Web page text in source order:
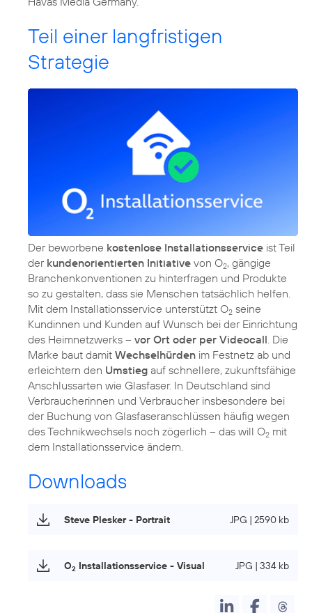
Teil einer langfristigen
Strategie
Der beworbene kostenlose Installationsservice ist Teil
der kundenorientierten Initiative von O2, gängige
Branchenkonventionen zu hinterfragen und Produkte
so zu gestalten, dass sie Menschen tatsächlich helfen.
Mit dem Installationsservice unterstützt O2 seine
Kundinnen und Kunden auf Wunsch bei der Einrichtung
des Heimnetzwerks – vor Ort oder per Videocall. Die
Marke baut damit Wechselhürden im Festnetz ab und
erleichtern den Umstieg auf schnellere, zukunftsfähige
Anschlussarten wie Glasfaser. In Deutschland sind
Verbraucherinnen und Verbraucher insbesondere bei
der Buchung von Glasfaseranschlüssen häufig wegen
des Technikwechsels noch zögerlich – das will O2 mit
dem Installationsservice ändern.
Downloads
Steve Plesker - Portrait JPG | 2590 kb
O2 Installationsservice - Visual JPG | 334 kb